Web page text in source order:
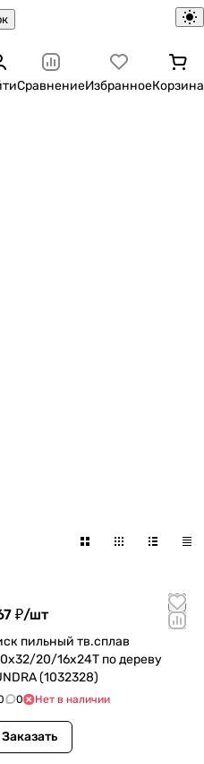
СравнениеИзбранноеКорзина
₽/шт
пильный тв.сплав
20/16х24Т по дереву
(1032328)
0 Нет в наличии
Заказать